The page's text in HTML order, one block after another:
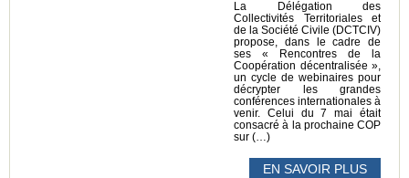
La Délégation des
Collectivités Territoriales et
de la Société Civile (DCTCIV)
propose, dans le cadre de
ses « Rencontres de la
Coopération décentralisée »,
un cycle de webinaires pour
décrypter les grandes
conférences internationales à
venir. Celui du 7 mai était
consacré à la prochaine COP
sur (…)
EN SAVOIR PLUS